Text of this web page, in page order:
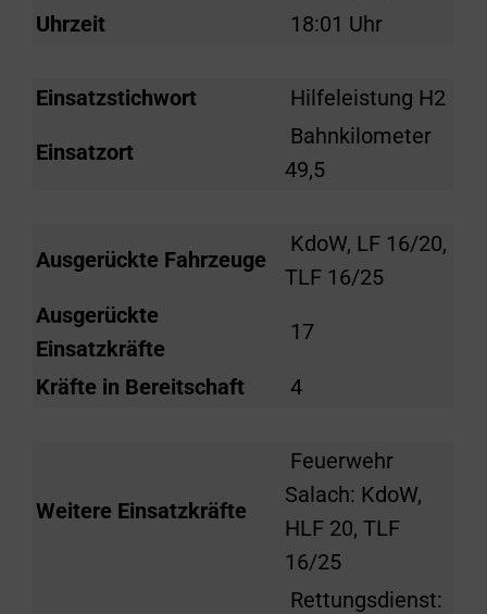
Uhrzeit
18:01 Uhr
Einsatzstichwort Hilfeleistung H2
Einsatzort
Bahnkilometer
49,5
Ausgerückte Fahrzeuge
KdoW, LF 16/20,
TLF 16/25
Ausgerückte
Einsatzkräfte
17
Kräfte in Bereitschaft 4
Weitere Einsatzkräfte
Feuerwehr
Salach: KdoW,
HLF 20, TLF
16/25
Rettungsdienst: